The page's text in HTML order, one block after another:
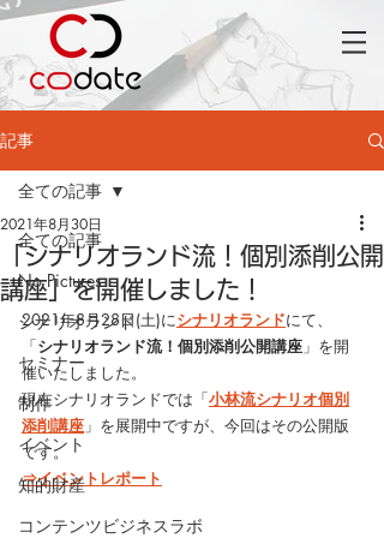
記事
全ての記事
No Pictures
シナリオランド
セミナー
制作
イベント
知的財産
コンテンツビジネスラボ
全ての記事
「シナリオランド流！個別添削公開
講座」を開催しました！
2021年8月30日
2021年8月28日(土)にシナリオランドにて、
「シナリオランド流！個別添削公開講座 」を開
催いたしました。
現在シナリオランドでは「小林流シナリオ個別
添削講座 」を展開中ですが、今回はその公開版
です。
⇒イベントレポート